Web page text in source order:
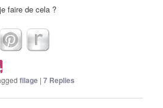
faire de cela ?
filage |7 Replies